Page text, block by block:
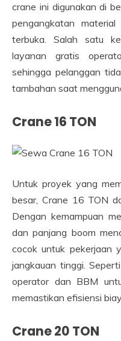
crane ini digunakan di
pengangkatan
terbuka. Salah satu
layanan gratis
sehingga pelanggan
tambahan saat
Crane 16 TON
Untuk proyek yang
besar, Crane 16 TON
Dengan kemampuan
dan panjang boom
cocok untuk pekerjaan
jangkauan tinggi.
operator dan BBM
memastikan efisiensi
Crane 20 TON